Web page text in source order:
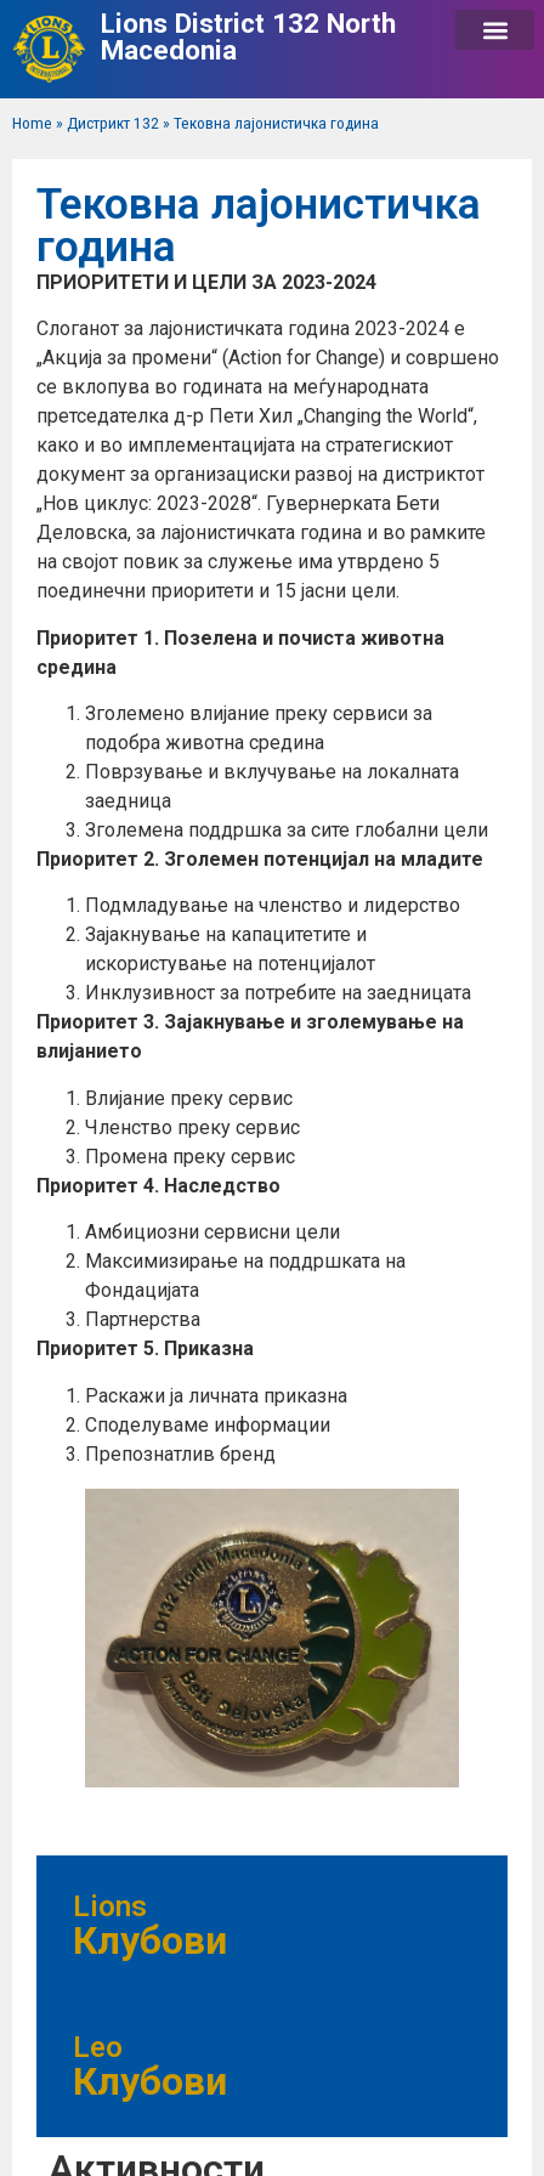
Lions District 132 North
Macedonia
Home » Дистрикт 132 » Тековна лајонистичка година
Тековна лајонистичка
година
ПРИОРИТЕТИ И ЦЕЛИ ЗА 2023-2024
Слоганот за лајонистичката година 2023-2024 е
„Акција за промени“ (Action for Change) и совршено
се вклопува во годината на меѓународната
претседателка д-р Пети Хил „Changing the World“,
како и во имплементацијата на стратегискиот
документ за организациски развој на дистриктот
„Нов циклус: 2023-2028“. Гувернерката Бети
Деловска, за лајонистичката година и во рамките
на својот повик за служење има утврдено 5
поединечни приоритети и 15 јасни цели.
Приоритет 1. Позелена и почиста животна
средина
Зголемено влијание преку сервиси за
подобра животна средина
Поврзување и вклучување на локалната
заедница
Зголемена поддршка за сите глобални цели
Приоритет 2. Зголемен потенцијал на младите
Подмладување на членство и лидерство
Зајакнување на капацитетите и
искористување на потенцијалот
Инклузивност за потребите на заедницата
Приоритет 3. Зајакнување и зголемување на
влијанието
Влијание преку сервис
Членство преку сервис
Промена преку сервис
Приоритет 4. Наследство
Амбициозни сервисни цели
Максимизирање на поддршката на
Фондацијата
Партнерства
Приоритет 5. Приказна
Раскажи ја личната приказна
Споделуваме информации
Препознатлив бренд
Lions
Клубови
Leo
Клубови